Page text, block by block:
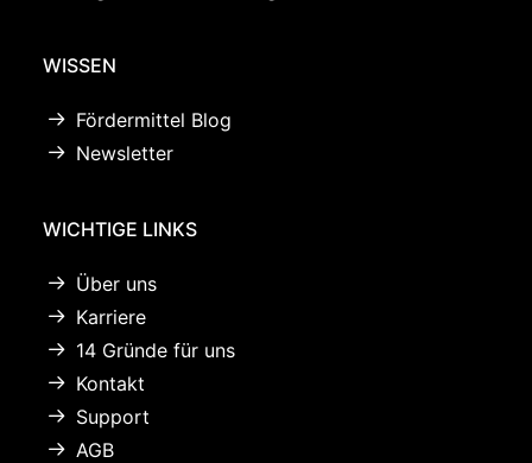
WISSEN
Fördermittel Blog
Newsletter
WICHTIGE LINKS
Über uns
Karriere
14 Gründe für uns
Kontakt
Support
AGB